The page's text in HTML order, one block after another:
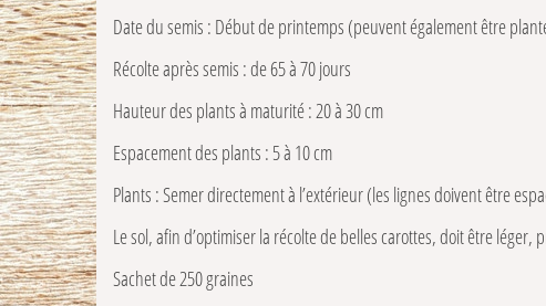
Date du semis : Début de printemps (peuvent également être
Récolte après semis : de 65 à 70 jours
Hauteur des plants à maturité : 20 à 30 cm
Espacement des plants : 5 à 10 cm
Plants : Semer directement à l’extérieur (les lignes doivent être
Le sol, afin d’optimiser la récolte de belles carottes, doit être
Sachet de 250 graines